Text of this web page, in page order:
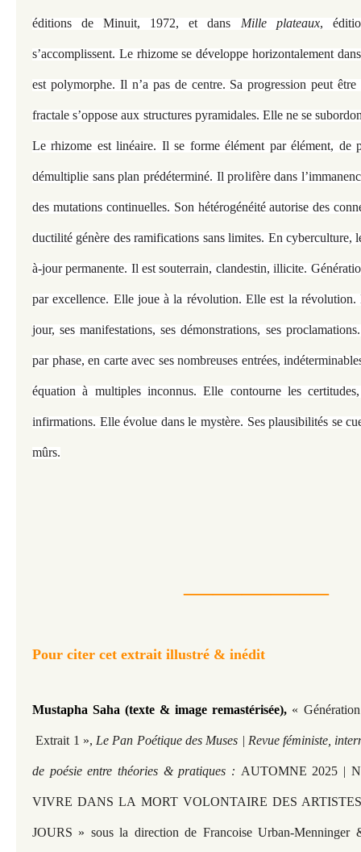
éditions de Minuit, 1972, et dans Mille plateaux,
s’accomplissent. Le rhizome se développe horizontalement
est polymorphe. Il n’a pas de centre. Sa progression peut
fractale s’oppose aux structures pyramidales. Elle ne se
Le rhizome est linéaire. Il se forme élément par élément, de
démultiplie sans plan prédéterminé. Il prolifère dans
des mutations continuelles. Son hétérogénéité autorise des
ductilité génère des ramifications sans limites. En cyberculture,
à-jour permanente. Il est souterrain, clandestin, illicite.
par excellence. Elle joue à la révolution. Elle est la révolution.
jour, ses manifestations, ses démonstrations, ses
par phase, en carte avec ses nombreuses entrées,
équation à multiples inconnus. Elle contourne les
infirmations. Elle évolue dans le mystère. Ses plausibilités se
mûrs.
—————
Pour citer cet extrait illustré & inédit
Mustapha Saha (texte & image remastérisée), «
Extrait 1 », Le Pan Poétique des Muses | Revue féministe,
de poésie entre théories & pratiques : AUTOMNE 2025 |
VIVRE DANS LA MORT VOLONTAIRE DES
JOURS » sous la direction de Francoise Urban-